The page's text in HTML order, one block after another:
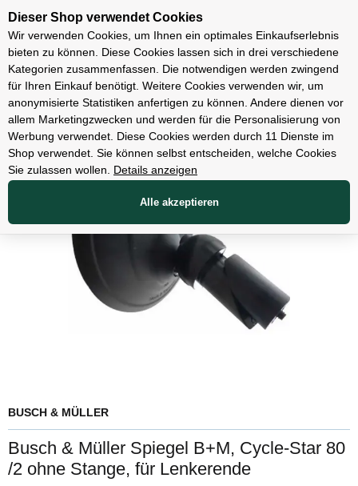
Unsere Filialen
Zubehör
BUSCH & MÜLLER
Busch & Müller Spiegel B+M, Cycle-Star 80
/2 ohne Stange, für Lenkerende
Dieser Shop verwendet Cookies
Wir verwenden Cookies, um Ihnen ein optimales Einkaufserlebnis
bieten zu können. Diese Cookies lassen sich in drei verschiedene
Kategorien zusammenfassen. Die notwendigen werden zwingend
für Ihren Einkauf benötigt. Weitere Cookies verwenden wir, um
anonymisierte Statistiken anfertigen zu können. Andere dienen vor
allem Marketingzwecken und werden für die Personalisierung von
Werbung verwendet. Diese Cookies werden durch 11 Dienste im
Shop verwendet. Sie können selbst entscheiden, welche Cookies
Sie zulassen wollen.
Details anzeigen
Alle akzeptieren